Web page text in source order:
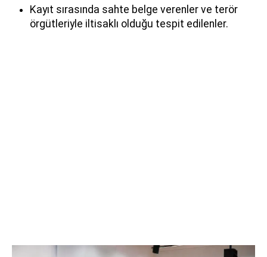
Kayıt sırasında sahte belge verenler ve terör
örgütleriyle iltisaklı olduğu tespit edilenler.